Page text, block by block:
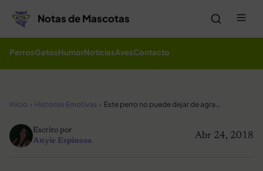
Notas de Mascotas
PerrosGatosHumorNoticiasAvesContacto
Inicio Historias Emotivas Este perro no puede dejar de agradecerle al veterinario que le salvó la vida
Abr 24, 2018
Escrito por
Anyie Espinosa